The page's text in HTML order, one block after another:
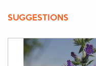
SUGGESTIONS